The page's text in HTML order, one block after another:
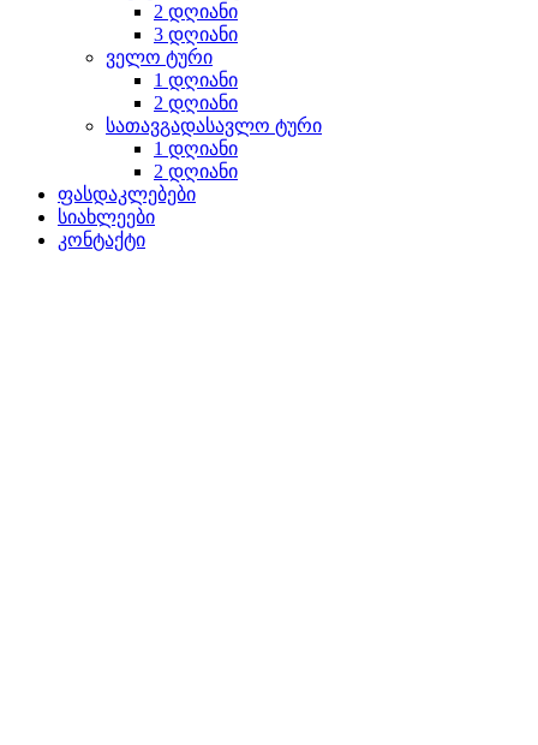
2 დღიანი
3 დღიანი
ველო ტური
1 დღიანი
2 დღიანი
სათავგადასავლო ტური
1 დღიანი
2 დღიანი
ფასდაკლებები
სიახლეები
კონტაქტი